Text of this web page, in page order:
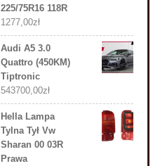
225/75R16 118R
1277,00zł
Audi A5 3.0
Quattro (450KM)
Tiptronic
543700,00zł
Hella Lampa
Tylna Tył Vw
Sharan 00 03R
Prawa